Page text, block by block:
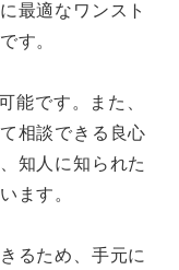
最適なワンスト
す。
能です。また、
相談できる良心
知人に知られた
ます。
るため、手元に